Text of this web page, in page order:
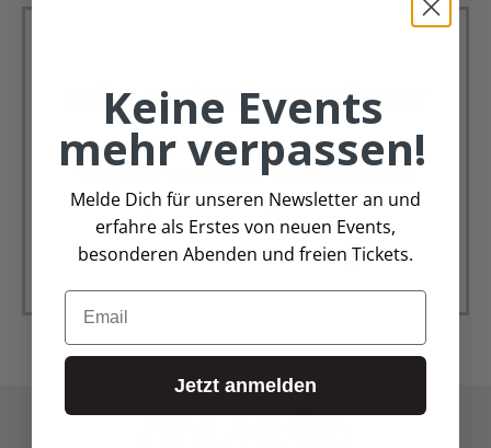
Deko Andreas Newsletter
Immer schön, immer aktuell.
Trag Dich für unseren Newsletter ein &
verpasse keine Angebote mehr
Zur Newsletter Anmeldung
Keine Events
mehr verpassen!
Melde Dich für unseren Newsletter an und
erfahre als Erstes von neuen Events,
besonderen Abenden und freien Tickets.
Email
Jetzt anmelden